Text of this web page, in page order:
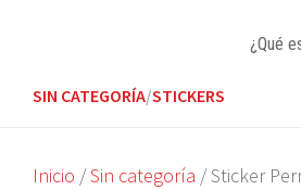
¿Qué
SIN CATEGORÍA/STICKERS
Inicio /Sin categoría / Sticker